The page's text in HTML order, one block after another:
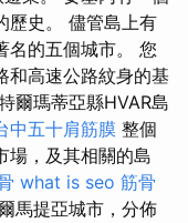
歷史。 儘管島上有
名的五個城市。 您
和高速公路紋身的基
爾瑪蒂亞縣HVAR島
中五十肩筋膜 整個
場，及其相關的島
what is seo 筋骨
馬提亞城市，分佈